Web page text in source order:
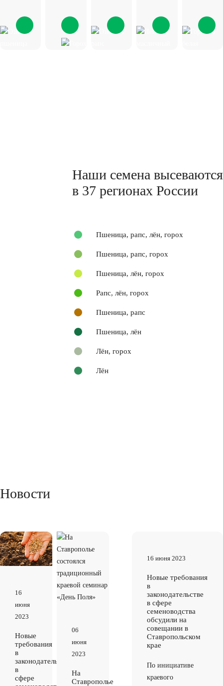
Наши семена высеваются
в 37 регионах России
Пшеница, рапс, лён, горох
Пшеница, рапс, горох
Пшеница, лён, горох
Рапс, лён, горох
Пшеница, рапс
Пшеница, лён
Лён, горох
Лён
Новости
16
июня
2023
Новые
требования
в
законодательстве
в
сфере
06
июня
2023
На
Ставрополье
16 июня 2023
Новые требования
в
законодательстве
в сфере
семеноводства
обсудили на
совещании в
Ставропольском
крае
По инициативе
краевого